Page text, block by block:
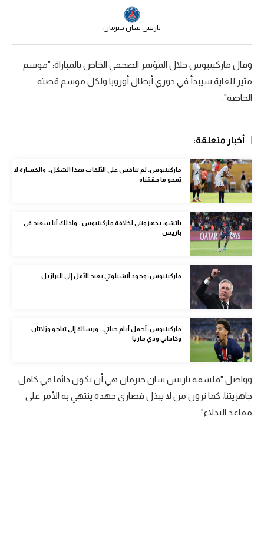
رياضات أخرى
كرة يد
كرة طائرة
الوطن العربي
في المونديال
رياضة نسائية
آسيا
أمريكا
ركن الألعاب
أقسام خاصة
Gamers
باريس سان جيرمان
وقال ماركينيوس خلال المؤتمر الصحفي الخاص بالمباراة: "موسم
مثير للغاية سيبدأ في دوري أبطال أوروبا ولكل موسم قصته
الخاصة".
أخبار متعلقة:
ماركينيوس: لم ننافس على الألقاب بهذا الشكل.. والخسارة لا
تمحو ما حققناه
باتشو: يجهزونني لخلافة ماركينيوس.. ولذلك أنا سعيد في
باريس
ماركينيوس: وجود أنشيلوتي يعيد الأمل إلى البرازيل
ماركينيوس: أجمل أيام حياتي.. ورسالة إلى تياجو وزلاتان
وكافاني ودي ماريا
وواصل "فلسفة باريس سان جيرمان هي أن نكون دائما في كامل
جاهزيتنا، كما ترون من لا يبذل قصارى جهده ينتهي به الأمر على
مقاعد البدلاء".